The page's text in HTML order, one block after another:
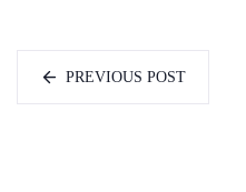
PREVIOUS POST